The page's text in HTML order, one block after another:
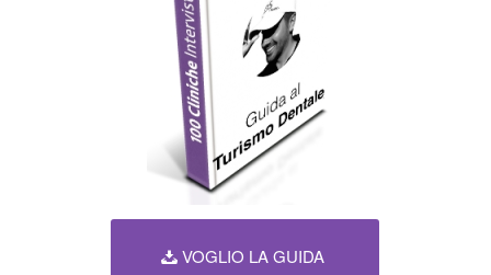
VOGLIO LA GUIDA